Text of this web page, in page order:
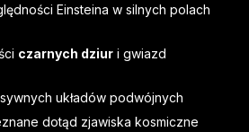
Einsteina w silnych polach
czarnych dziuri gwiazd
układów podwójnych
dotąd zjawiska kosmiczne